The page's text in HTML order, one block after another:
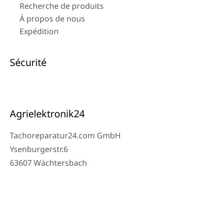
Recherche de produits
À propos de nous
Expédition
Sécurité
Agrielektronik24
Tachoreparatur24.com GmbH
Ysenburgerstr.6
63607 Wächtersbach